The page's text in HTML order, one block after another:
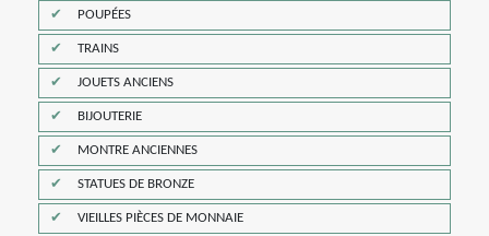
POUPÉES
TRAINS
JOUETS ANCIENS
BIJOUTERIE
MONTRE ANCIENNES
STATUES DE BRONZE
VIEILLES PIÈCES DE MONNAIE